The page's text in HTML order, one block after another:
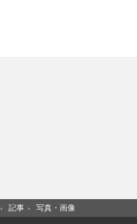
› 記事 › 写真・画像